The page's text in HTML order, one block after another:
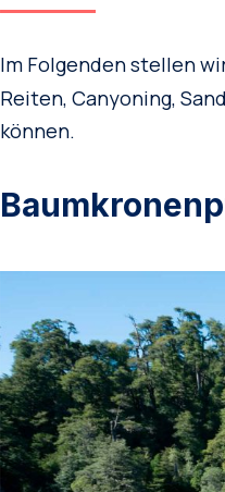
Im Folgenden stellen
Reiten, Canyoning,
können.